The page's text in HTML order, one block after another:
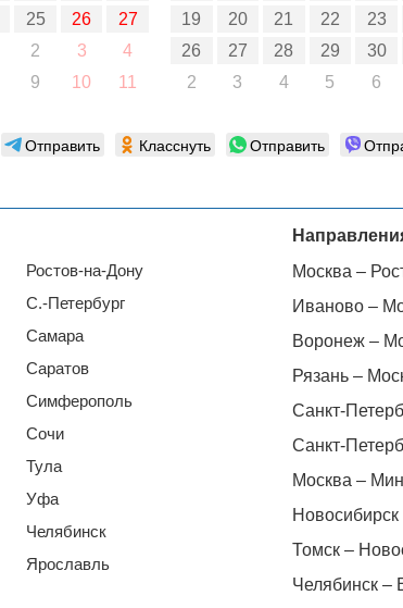
25 26
27
2 3
4
9 10 11
19
20 21 22
23
26
27 28 29
30
2
3 4 5 6
Отправить Класснуть Отправить
Ростов-на-Дону
С.-Петербург
Самара
Саратов
Симферополь
Сочи
Тула
Уфа
Челябинск
Ярославль
Москва –
Иваново –
Воронеж –
Рязань –
Санкт-
Санкт-
Москва –
Томск –
Челябинск –